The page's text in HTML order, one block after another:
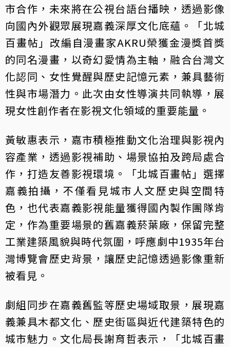
市合作，未來將在公視台語台播映，透過影像
向國內外觀眾展現嘉義深厚文化底蘊。「北城
百畫帖」改編自漫畫家AKRU榮獲金漫獎首獎
的同名漫畫，以奇幻愛情為主軸，融合台灣文
化認同、女性覺醒與歷史記憶元素，兼具藝術
性與市場潛力。此次由女性導演共同執導，展
現女性創作者在影視文化領域的重要能量。
黃敏惠表示，嘉市積極推動文化治理與影視內
容產業，透過影視補助、場景協拍及跨局處合
作，打造友善影視環境。「北城百畫帖」選擇
嘉義拍攝，不僅看見城市人文歷史與空間特
色，也代表嘉義影視能量獲得國內製作團隊肯
定，作為重要場景的舊嘉義菸葉廠，保留完整
工業建築風貌與時代氛圍，呼應劇中1935年台
灣博覽會歷史背景，讓歷史記憶透過影像重新
被看見。
劇組同步在嘉義舊監等歷史場域取景，展現嘉
義兼具木都文化、歷史街區與近代建築特色的
城市魅力。文化局長謝育哲表示，「北城百畫